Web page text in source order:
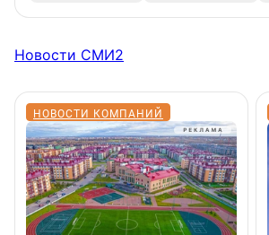
Новости СМИ2
НОВОСТИ КОМПАНИЙ